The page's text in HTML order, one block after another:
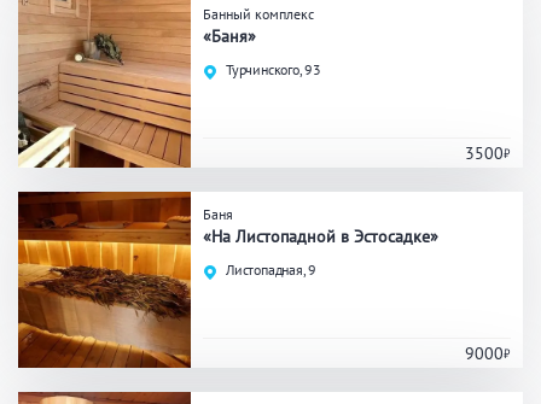
Аква-зона
Джакузи
Бассейн
Купель
Обливная кадушка
Развлечения
Бильярд
Кальян
Банный комплекс
«Баня»
Турчинского, 93
3500
Баня
«На Листопадной в Эстосадке»
Листопадная, 9
9000